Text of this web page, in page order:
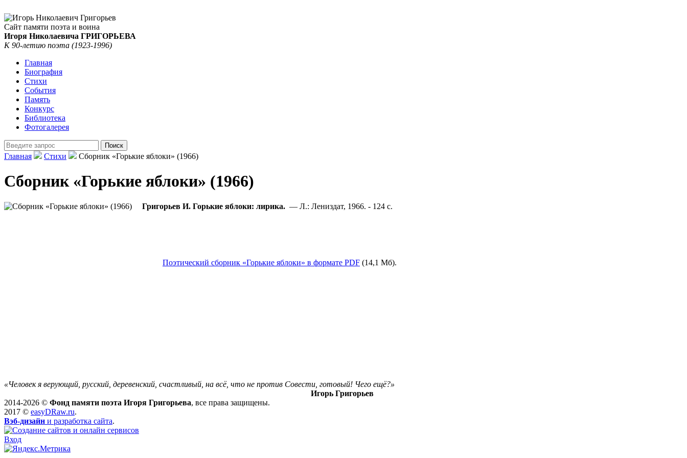
Сайт памяти поэта и воина
Игоря Николаевича ГРИГОРЬЕВА
К 90-летию поэта (1923-1996)
Главная
Биография
Стихи
События
Память
Конкурс
Библиотека
Фотогалерея
Главная Стихи Сборник «Горькие яблоки» (1966)
Сборник «Горькие яблоки» (1966)
Григорьев И. Горькие яблоки: лирика. — Л.: Лениздат, 1966. - 124 с.
Поэтический сборник «Горькие яблоки» в формате PDF (14,1 Мб).
«Человек я верующий, русский, деревенский, счастливый, на всё, что не против Совести, готовый! Чего ещё?»
Игорь Григорьев
2014-2026 © Фонд памяти поэта Игоря Григорьева, все права защищены.
2017 © easyDRaw.ru.
Вэб-дизайн и разработка сайта.
Вход